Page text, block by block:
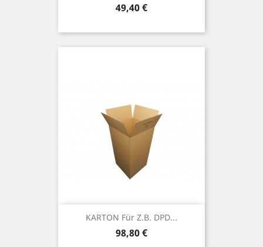
Preis
49,40 €
KARTON Für Z.B. DPD...
Preis
98,80 €